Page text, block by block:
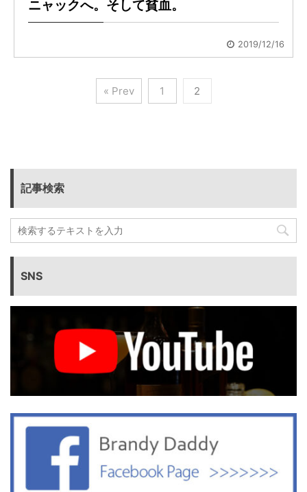
ニャックへ。そして貧血。
2019/12/16
« Prev 1 2
記事検索
SNS